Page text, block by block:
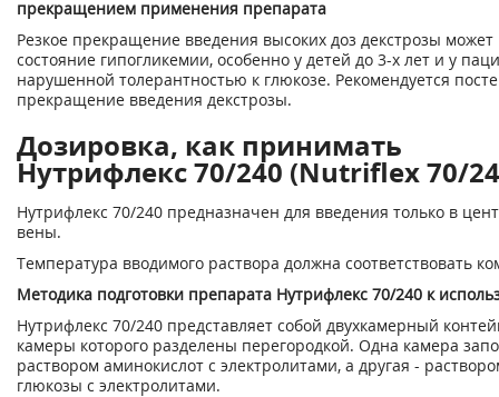
прекращением применения препарата
Резкое прекращение введения высоких доз декстрозы может
состояние гипогликемии, особенно у детей до 3-х лет и у
нарушенной толерантностью к глюкозе. Рекомендуется
прекращение введения декстрозы.
Дозировка, как принимать
Нутрифлекс 70/240 (Nutriflex 70/
Нутрифлекс 70/240 предназначен для введения только в
вены.
Температура вводимого раствора должна соответствовать
Методика подготовки препарата Нутрифлекс 70/240 к
Нутрифлекс 70/240 представляет собой двухкамерный
камеры которого разделены перегородкой. Одна камера
раствором аминокислот с электролитами, а другая -
глюкозы с электролитами.